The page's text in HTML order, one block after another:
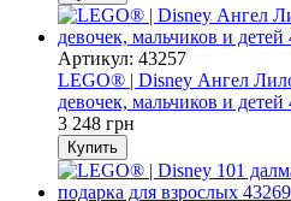
Артикул: 43257
LEGO® | Disney Ангел
девочек, мальчиков и детей
3 248 грн
Купить